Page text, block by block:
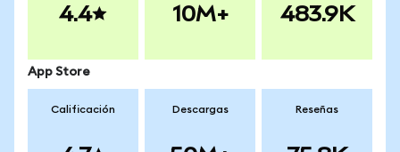
4.4 10M+ 483.9K
App Store
Calificación Descargas Reseñas